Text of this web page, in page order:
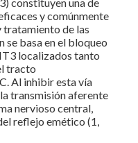
y comúnmente
tratamiento de las
se basa en el bloqueo
localizados tanto
tracto
Al inhibir esta vía
transmisión aferente
nervioso central,
reflejo emético (1,